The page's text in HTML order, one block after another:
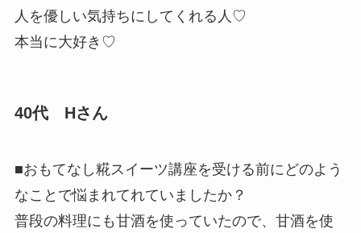
人を優しい気持ちにしてくれる人♡
本当に大好き♡
40代 Hさん
■おもてなし糀スイーツ講座を受ける前にどのよう
なことで悩まれてれていましたか？
普段の料理にも甘酒を使っていたので、甘酒を使